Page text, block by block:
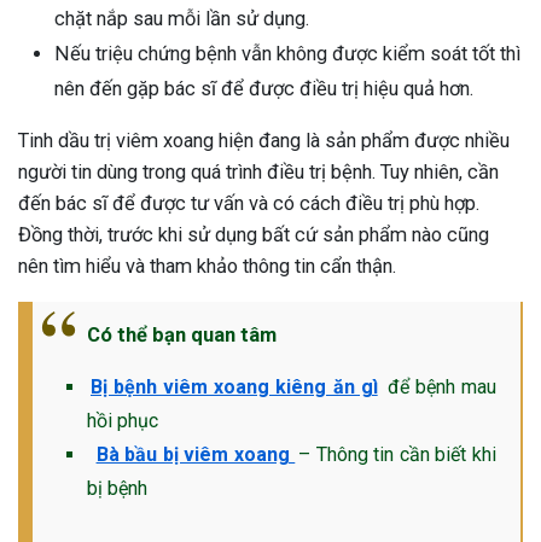
chặt nắp sau mỗi lần sử dụng.
Nếu triệu chứng bệnh vẫn không được kiểm soát tốt thì
nên đến gặp bác sĩ để được điều trị hiệu quả hơn.
Tinh dầu trị viêm xoang hiện đang là sản phẩm được nhiều
người tin dùng trong quá trình điều trị bệnh. Tuy nhiên, cần
đến bác sĩ để được tư vấn và có cách điều trị phù hợp.
Đồng thời, trước khi sử dụng bất cứ sản phẩm nào cũng
nên tìm hiểu và tham khảo thông tin cẩn thận.
Có thể bạn quan tâm
Bị bệnh viêm xoang kiêng ăn gì để bệnh mau
hồi phục
Bà bầu bị viêm xoang – Thông tin cần biết khi
bị bệnh